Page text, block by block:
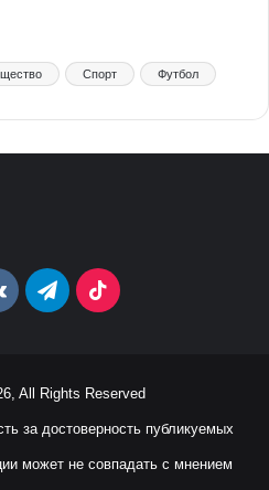
Спорт Футбол
vk.comTelegramTikTok
All Rights Reserved
за достоверность публикуемых
может не совпадать с мнением